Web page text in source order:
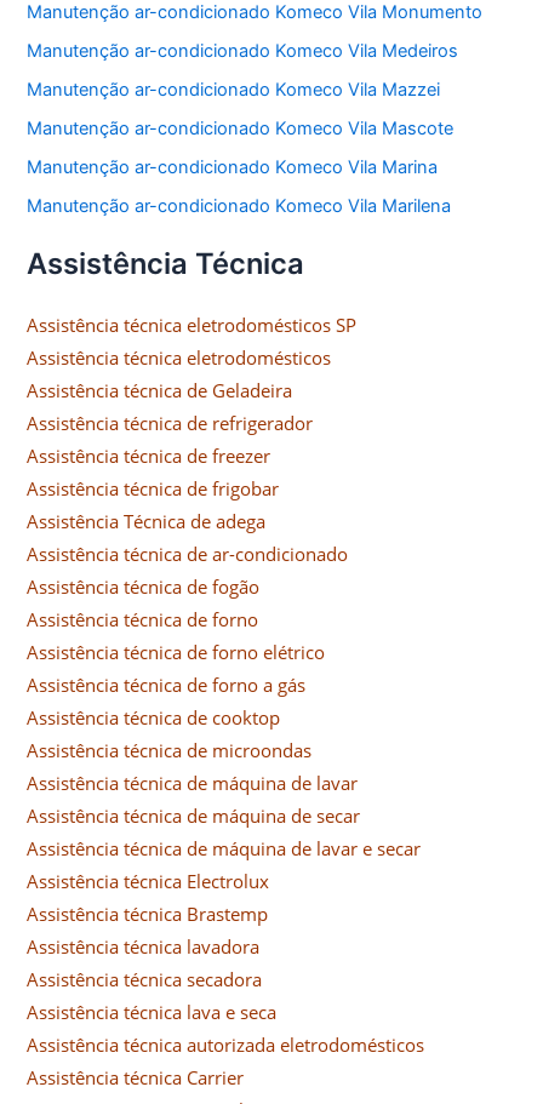
Manutenção ar-condicionado Komeco Vila Monumento
Manutenção ar-condicionado Komeco Vila Medeiros
Manutenção ar-condicionado Komeco Vila Mazzei
Manutenção ar-condicionado Komeco Vila Mascote
Manutenção ar-condicionado Komeco Vila Marina
Manutenção ar-condicionado Komeco Vila Marilena
Assistência Técnica
Assistência técnica eletrodomésticos SP
Assistência técnica eletrodomésticos
Assistência técnica de Geladeira
Assistência técnica de refrigerador
Assistência técnica de freezer
Assistência técnica de frigobar
Assistência Técnica de adega
Assistência técnica de ar-condicionado
Assistência técnica de fogão
Assistência técnica de forno
Assistência técnica de forno elétrico
Assistência técnica de forno a gás
Assistência técnica de cooktop
Assistência técnica de microondas
Assistência técnica de máquina de lavar
Assistência técnica de máquina de secar
Assistência técnica de máquina de lavar e secar
Assistência técnica Electrolux
Assistência técnica Brastemp
Assistência técnica lavadora
Assistência técnica secadora
Assistência técnica lava e seca
Assistência técnica autorizada eletrodomésticos
Assistência técnica Carrier